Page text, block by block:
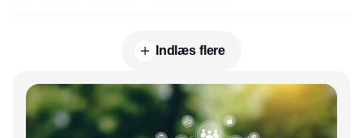
Indlæs flere
Annonce